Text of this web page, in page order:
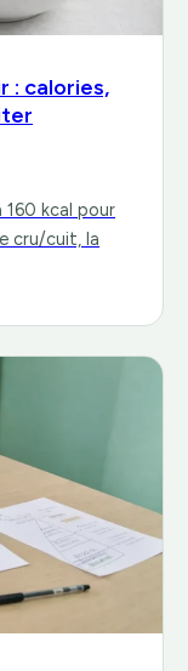
: calories,
160 kcal pour
cru/cuit, la